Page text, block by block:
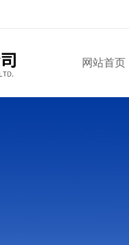
网站首页